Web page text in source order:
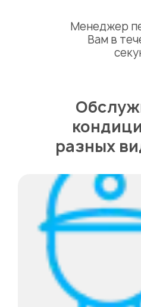
Менеджер
Вам в
разных